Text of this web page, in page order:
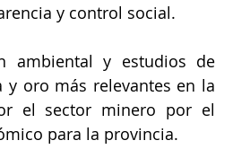
y control social.
ambiental y estudios de
oro más relevantes en la
el sector minero por el
para la provincia.